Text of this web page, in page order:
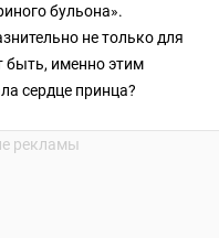
бульона».
не только для
быть, именно этим
сердце принца?